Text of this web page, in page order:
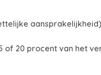
aansprakelijkheid)
of 20 procent van het